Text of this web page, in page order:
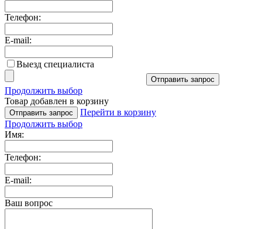
Телефон:
E-mail:
Выезд специалиста
Отправить запрос
Продолжить выбор
Товар добавлен в корзину
Отправить запрос
Перейти в корзину
Продолжить выбор
Имя:
Телефон:
E-mail:
Ваш вопрос